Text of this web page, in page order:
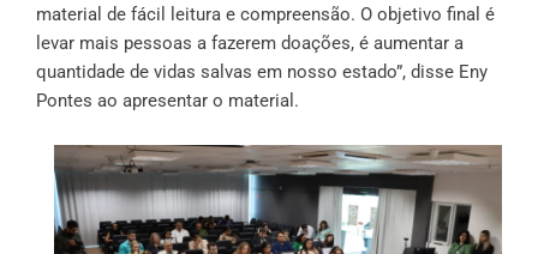
material de fácil leitura e compreensão. O objetivo final é
levar mais pessoas a fazerem doações, é aumentar a
quantidade de vidas salvas em nosso estado”, disse Eny
Pontes ao apresentar o material.